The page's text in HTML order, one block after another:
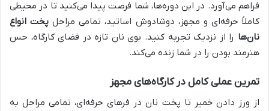
فراهم می‌آورد. در این دوره‌ها، شما فرصت پیدا می‌کنید تا در محیطی
کاملاً حرفه‌ای و مجهز، دوشادوش اساتید، تمامی مراحل پخت انواع
نان‌ها را از نزدیک تجربه کنید. بوی نان تازه در فضای کارگاه، حس
هنرمند بودن را در شما زنده می‌کند.
تمرین عملی کامل در کارگاه‌های مجهز
از ورز دادن خمیر تا پخت نان در فرهای حرفه‌ای، تمامی مراحل به